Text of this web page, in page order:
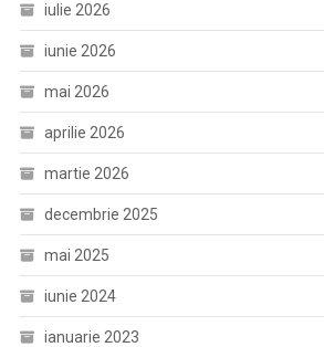
iulie 2026
iunie 2026
mai 2026
aprilie 2026
martie 2026
decembrie 2025
mai 2025
iunie 2024
ianuarie 2023